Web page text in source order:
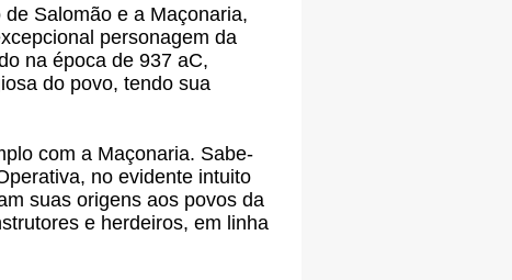
Salomão e a Maçonaria,
personagem da
na época de 937 aC,
do povo, tendo sua
com a Maçonaria. Sabe-
no evidente intuito
suas origens aos povos da
e herdeiros, em linha